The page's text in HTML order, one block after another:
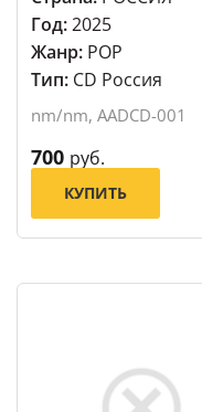
Год:2025
Жанр: POP
Тип: CD Россия
nm/nm, AADCD-001
700 руб.
КУПИТЬ